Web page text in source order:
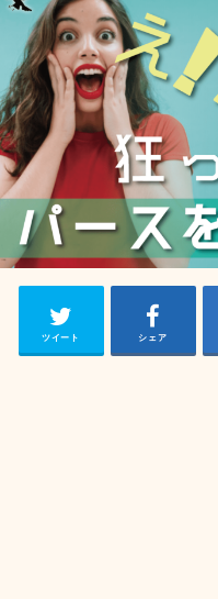
ツイート シェア